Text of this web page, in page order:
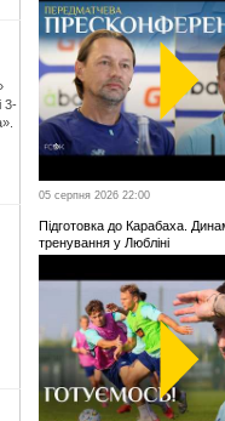
3-
05 серпня 2026 22:00
Підготовка до Карабаха.
тренування у Любліні